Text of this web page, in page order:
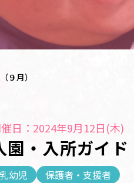
９月）
日：2024年9月12日(木)
園・入所ガイド
乳幼児 保護者・支援者